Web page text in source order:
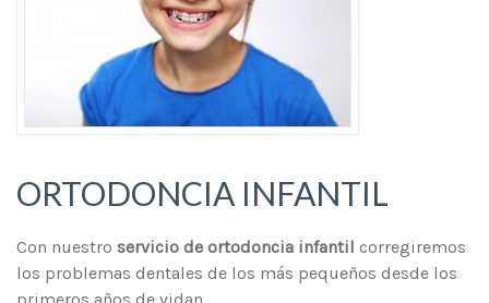
ORTODONCIA INFANTIL
Con nuestro servicio de ortodoncia infantil corregiremos
los problemas dentales de los más pequeños desde los
primeros años de vidan